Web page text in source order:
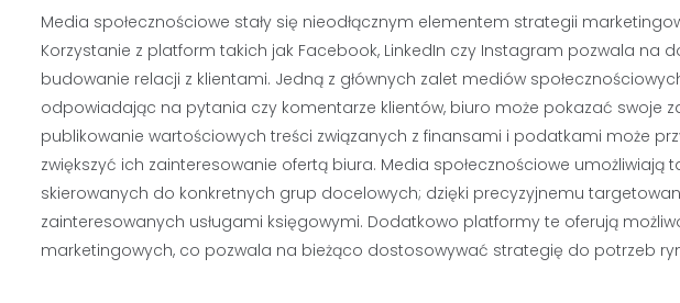
Media społecznościowe stały się nieodłącznym elementem strategii
Korzystanie z platform takich jak Facebook, LinkedIn czy Instagram pozwala
budowanie relacji z klientami. Jedną z głównych zalet mediów
odpowiadając na pytania czy komentarze klientów, biuro może pokazać swoje
publikowanie wartościowych treści związanych z finansami i podatkami może
zwiększyć ich zainteresowanie ofertą biura. Media społecznościowe
skierowanych do konkretnych grup docelowych; dzięki precyzyjnemu
zainteresowanych usługami księgowymi. Dodatkowo platformy te oferują
marketingowych, co pozwala na bieżąco dostosowywać strategię do potrzeb